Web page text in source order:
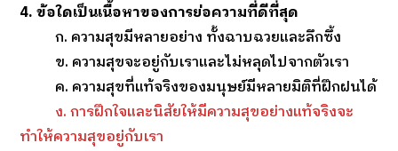
4. ข้อใดเป็นเนื้อหาของการย่อความที่ดีที่สุด
ก. ความสุขมีหลายอย่าง ทั้งฉาบฉวยและลึกซึ้ง
ข. ความสุขจะอยู่กับเราและไม่หลุดไปจากตัวเรา
ค. ความสุขที่แท้จริงของมนุษย์มีหลายมิติที่ฝึกฝนได้
ง. การฝึกใจและนิสัยให้มีความสุขอย่างแท้จริงจะ
ทำให้ความสุขอยู่กับเรา